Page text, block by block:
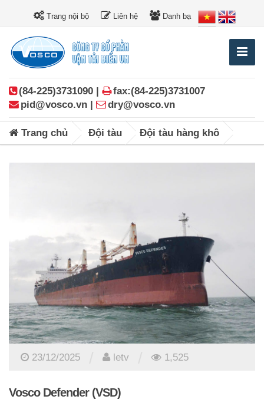
Trang nội bộ Liên hệ Danh bạ
(84-225)3731090 |
fax:(84-225)3731007
pid@vosco.vn |
dry@vosco.vn
Trang chủ Đội tàu Đội tàu hàng khô
23/12/2025 letv 1,525
Vosco Defender (VSD)